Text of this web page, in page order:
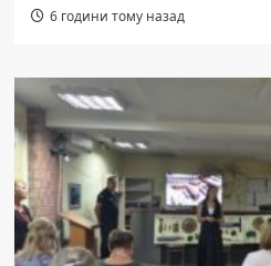
6 години тому назад